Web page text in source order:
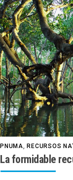
PNUMA, RECURSOS
La formidable